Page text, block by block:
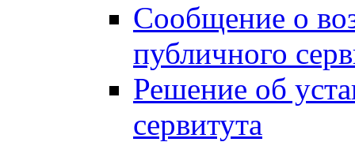
Сообщение о
публичного
Решение об
сервитута